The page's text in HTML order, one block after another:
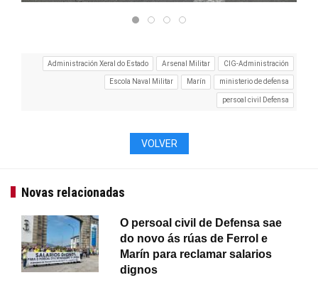
Administración Xeral do Estado Arsenal Militar CIG-Administración
Escola Naval Militar Marín ministerio de defensa
persoal civil Defensa
VOLVER
Novas relacionadas
O persoal civil de Defensa sae
do novo ás rúas de Ferrol e
Marín para reclamar salarios
dignos